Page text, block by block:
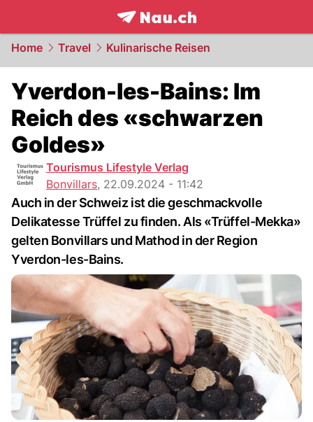
frontpage.NAU.ch
Home Travel Kulinarische Reisen
Yverdon-les-Bains: Im
Reich des «schwarzen
Goldes»
Tourismus Lifestyle Verlag
Bonvillars, 22.09.2024 - 11:42
Auch in der Schweiz ist die geschmackvolle
Delikatesse Trüffel zu finden. Als «Trüffel-Mekka»
gelten Bonvillars und Mathod in der Region
Yverdon-les-Bains.